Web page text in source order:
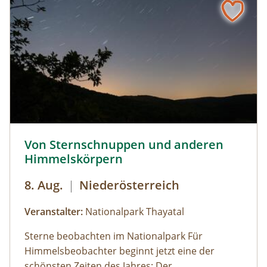
Urlandschaft und ergründen so manches
Moorgeheimnis.Infos und Buchung:
Von Sternschnuppen und anderen
Himmelskörpern
8. Aug. | Niederösterreich
Veranstalter: Nationalpark Thayatal
Sterne beobachten im Nationalpark Für
Himmelsbeobachter beginnt jetzt eine der